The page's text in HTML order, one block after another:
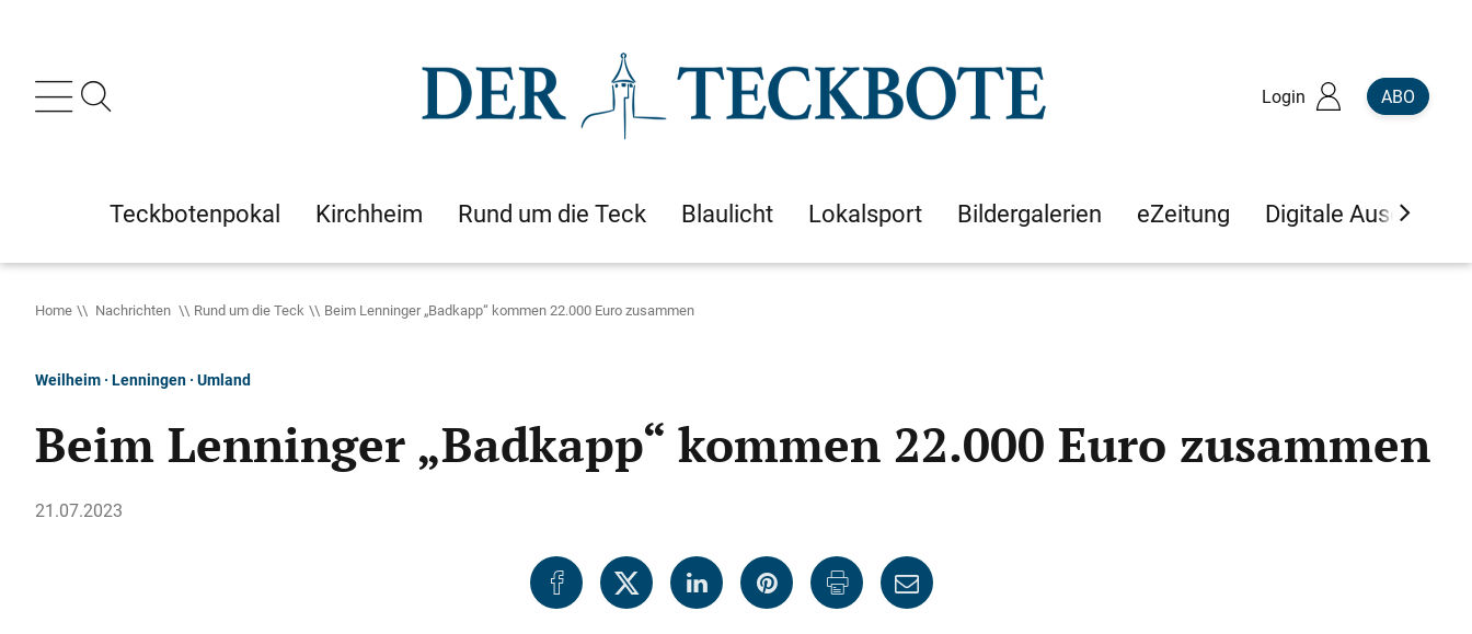
Login ABO
Teckbotenpokal Kirchheim Rund um die Teck Blaulicht Lokalsport Bildergalerien eZeitung Digitale Ausgaben
Home Nachrichten Rund um die Teck Beim Lenninger „Badkapp“ kommen 22.000 Euro zusammen
Weilheim · Lenningen · Umland
Beim Lenninger „Badkapp“ kommen 22.000 Euro zusammen
21.07.2023